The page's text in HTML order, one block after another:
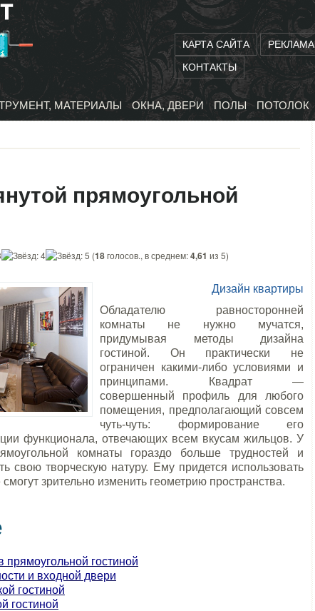
КАРТА САЙТА РЕКЛАМА
КОНТАКТЫ
МАТЕРИАЛЫ ОКНА, ДВЕРИ ПОЛЫ ПОТОЛОК
прямоугольной
(18голосов., в среднем:4,61 из 5)
Дизайн квартиры
Обладателю равносторонней
комнаты не нужно мучатся,
придумывая методы дизайна
гостиной. Он практически не
ограничен какими-либо условиями и
принципами. Квадрат —
совершенный профиль для любого
помещения, предполагающий совсем
чуть-чуть: формирование его
функционала, отвечающих всем вкусам жильцов. У
комнаты гораздо больше трудностей и
свою творческую натуру. Ему придется использовать
зрительно изменить геометрию пространства.
прямоугольной гостиной
и входной двери
гостиной
гостиной